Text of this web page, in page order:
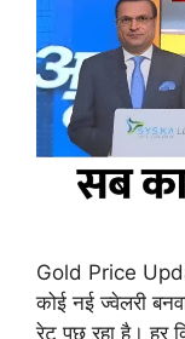
Gold Price
कोई नई ज्वेलरी
रेट पूछ रहा है। हर